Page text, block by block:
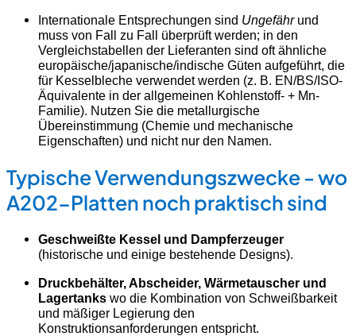
Internationale Entsprechungen sind Ungefährund
muss von Fall zu Fall überprüft werden; in den
Vergleichstabellen der Lieferanten sind oft ähnliche
europäische/japanische/indische Güten aufgeführt, die
für Kesselbleche verwendet werden (z. B. EN/BS/ISO-
Äquivalente in der allgemeinen Kohlenstoff- + Mn-
Familie). Nutzen Sie die metallurgische
Übereinstimmung (Chemie und mechanische
Eigenschaften) und nicht nur den Namen.
Typische Verwendungszwecke - wo
A202-Platten noch praktisch sind
Geschweißte Kessel und Dampferzeuger
(historische und einige bestehende Designs).
Druckbehälter, Abscheider, Wärmetauscher und
Lagertanks wo die Kombination von Schweißbarkeit
und mäßiger Legierung den
Konstruktionsanforderungen entspricht.